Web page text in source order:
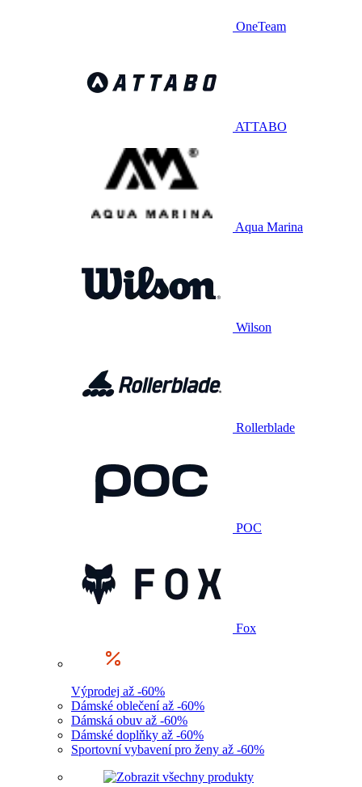
OneTeam
ATTABO
Aqua Marina
Wilson
Rollerblade
POC
Fox
Výprodej až -60%
Dámské oblečení až -60%
Dámská obuv až -60%
Dámské doplňky až -60%
Sportovní vybavení pro ženy až -60%